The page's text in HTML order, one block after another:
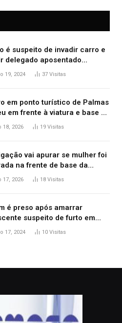
é suspeito de invadir carro e
delegado aposentado
confusão no trânsito
19, 2024 37 Visitas
em ponto turístico de Palmas
em frente à viatura e base de
polícia investiga
18, 2026 19 Visitas
vai apurar se mulher foi
na frente de base da
Metropolitana de Palmas, diz
17, 2026 18 Visitas
é preso após amarrar
suspeito de furto em
de cerca e agredi-lo
17, 2024 10 Visitas